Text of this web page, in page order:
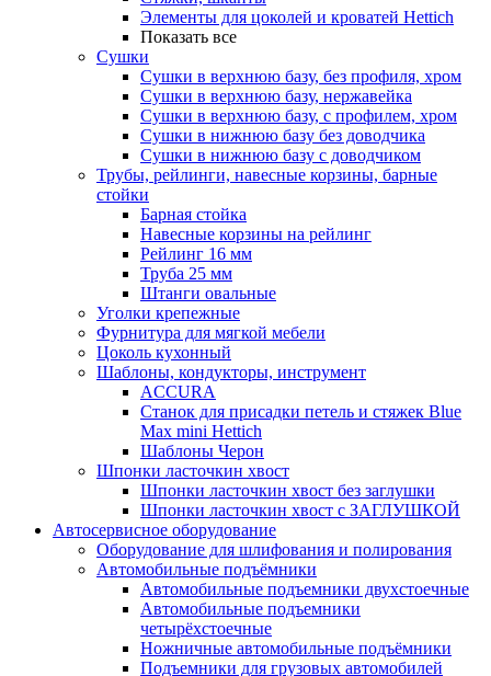
Элементы для цоколей и кроватей Hettich
Показать все
Сушки
Сушки в верхнюю базу, без профиля, хром
Сушки в верхнюю базу, нержавейка
Сушки в верхнюю базу, с профилем, хром
Сушки в нижнюю базу без доводчика
Сушки в нижнюю базу с доводчиком
Трубы, рейлинги, навесные корзины, барные
стойки
Барная стойка
Навесные корзины на рейлинг
Рейлинг 16 мм
Труба 25 мм
Штанги овальные
Уголки крепежные
Фурнитура для мягкой мебели
Цоколь кухонный
Шаблоны, кондукторы, инструмент
ACCURA
Станок для присадки петель и стяжек Blue
Max mini Hettich
Шаблоны Черон
Шпонки ласточкин хвост
Шпонки ласточкин хвост без заглушки
Шпонки ласточкин хвост с ЗАГЛУШКОЙ
Автосервисное оборудование
Оборудование для шлифования и полирования
Автомобильные подъёмники
Автомобильные подъемники двухстоечные
Автомобильные подъемники
четырёхстоечные
Ножничные автомобильные подъёмники
Подъемники для грузовых автомобилей